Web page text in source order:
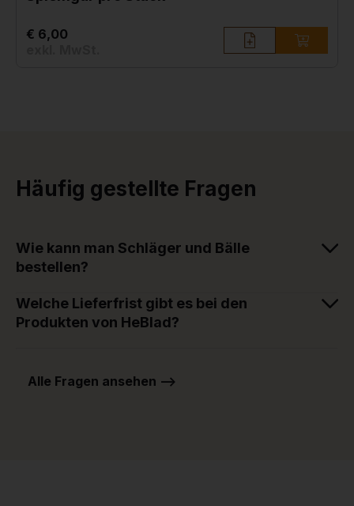
€ 6,00
Häufig gestellte Fragen
Wie kann man Schläger und Bälle
bestellen?
Welche Lieferfrist gibt es bei den
Produkten von HeBlad?
Alle Fragen ansehen -->